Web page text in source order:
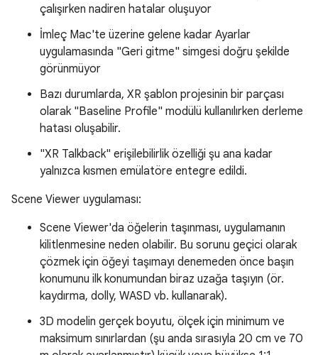
çalışırken nadiren hatalar oluşuyor
İmleç Mac'te üzerine gelene kadar Ayarlar
uygulamasında "Geri gitme" simgesi doğru şekilde
görünmüyor
Bazı durumlarda, XR şablon projesinin bir parçası
olarak "Baseline Profile" modülü kullanılırken derleme
hatası oluşabilir.
"XR Talkback" erişilebilirlik özelliği şu ana kadar
yalnızca kısmen emülatöre entegre edildi.
Scene Viewer uygulaması:
Scene Viewer'da öğelerin taşınması, uygulamanın
kilitlenmesine neden olabilir. Bu sorunu geçici olarak
çözmek için öğeyi taşımayı denemeden önce başın
konumunu ilk konumundan biraz uzağa taşıyın (ör.
kaydırma, dolly, WASD vb. kullanarak).
3D modelin gerçek boyutu, ölçek için minimum ve
maksimum sınırlardan (şu anda sırasıyla 20 cm ve 70